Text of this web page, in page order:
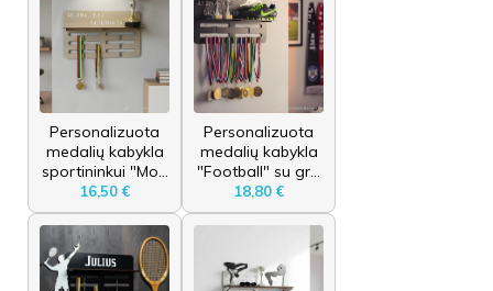
Personalizuota
medalių kabykla
sportininkui "Mo...
16,50 €
Personalizuota
medalių kabykla
"Football" su gr...
18,80 €